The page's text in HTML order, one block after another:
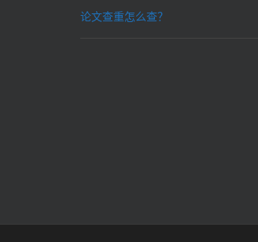
论文查重怎么查？